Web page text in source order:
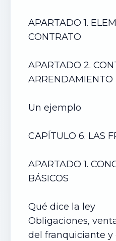
APARTADO 1.
CONTRATO
APARTADO 2.
ARRENDAMIENTO
Un ejemplo
CAPÍTULO 6. LAS
APARTADO 1.
BÁSICOS
Qué dice la ley
Obligaciones,
del franquiciante y